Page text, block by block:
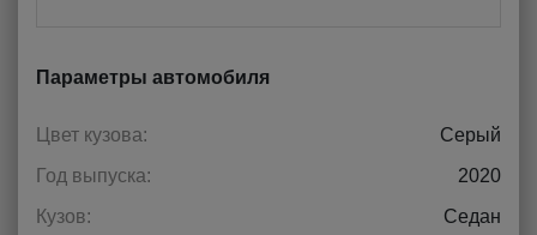
Параметры автомобиля
Цвет кузова:
Серый
Год выпуска:
2020
Кузов:
Седан